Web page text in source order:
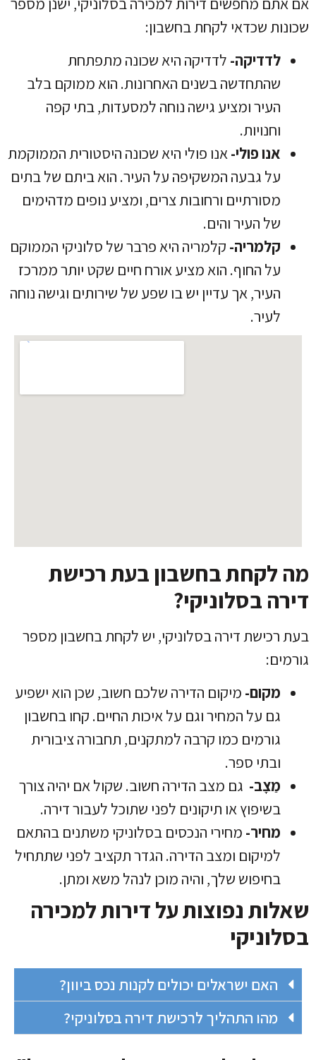
שכונות שכדאי לקחת בחשבון:
לדדיקה- לדדיקה היא שכונה מתפתחת
שהתחדשה בשנים האחרונות. הוא ממוקם בלב
העיר ומציע גישה נוחה למסעדות, בתי קפה
וחנויות.
אנו פולי-אנו פולי היא שכונה היסטורית הממוקמת
על גבעה המשקיפה על העיר. הוא ביתם של בתים
מסורתיים ורחובות צרים, ומציע נופים מדהימים
של העיר והים.
קלמריה- קלמריה היא פרבר של סלוניקי הממוקם
על החוף. הוא מציע אורח חיים שקט יותר ממרכז
העיר, אך עדיין יש בו שפע של שירותים וגישה נוחה
לעיר.
מה לקחת בחשבון בעת ​​רכישת
דירה בסלוניקי?
בעת רכישת דירה בסלוניקי, יש לקחת בחשבון מספר
גורמים:
מקום- מיקום הדירה שלכם חשוב, שכן הוא ישפיע
גם על המחיר וגם על איכות החיים. קחו בחשבון
גורמים כמו קרבה למתקנים, תחבורה ציבורית
ובתי ספר.
מַצָב- גם מצב הדירה חשוב. שקול אם יהיה צורך
בשיפוץ או תיקונים לפני שתוכל לעבור דירה.
מחיר- מחירי הנכסים בסלוניקי משתנים בהתאם
למיקום ומצב הדירה. הגדר תקציב לפני שתתחיל
בחיפוש שלך, והיה מוכן לנהל משא ומתן.
שאלות נפוצות על דירות למכירה
בסלוניקי
האם ישראלים יכולים לקנות נכס ביוון?
מהו התהליך לרכישת דירה בסלוניקי?